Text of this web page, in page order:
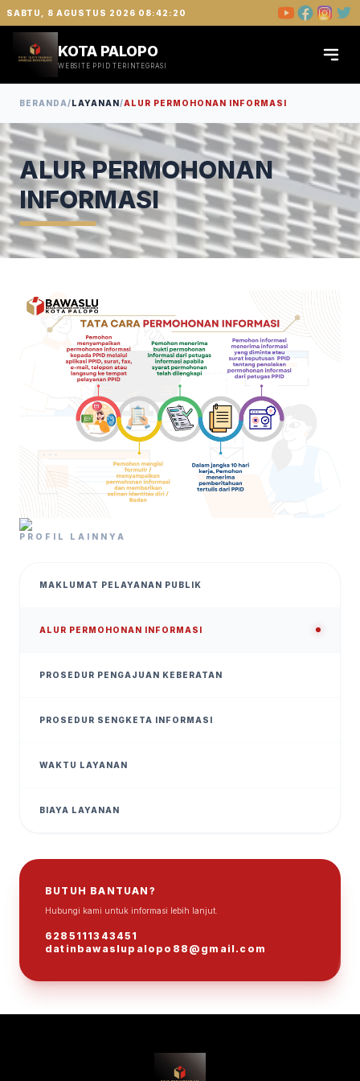
SABTU, 8 AGUSTUS 2026 08:42:21
KOTA PALOPO
WEBSITE PPID TERINTEGRASI
BERANDA/LAYANAN/ALUR PERMOHONAN INFORMASI
ALUR PERMOHONAN
INFORMASI
PROFIL LAINNYA
MAKLUMAT PELAYANAN PUBLIK
ALUR PERMOHONAN INFORMASI
PROSEDUR PENGAJUAN KEBERATAN
PROSEDUR SENGKETA INFORMASI
WAKTU LAYANAN
BIAYA LAYANAN
BUTUH BANTUAN?
Hubungi kami untuk informasi lebih lanjut.
6285111343451
datinbawaslupalopo88@gmail.com